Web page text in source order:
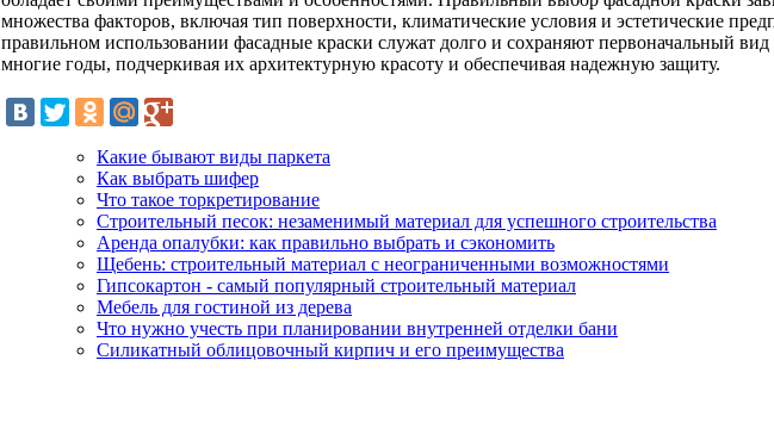
множества факторов, включая тип поверхности, климатические условия и эстетические
правильном использовании фасадные краски служат долго и сохраняют первоначальный вид
многие годы, подчеркивая их архитектурную красоту и обеспечивая надежную защиту.
Какие бывают виды паркета
Как выбрать шифер
Что такое торкретирование
Строительный песок: незаменимый материал для успешного строительства
Аренда опалубки: как правильно выбрать и сэкономить
Щебень: строительный материал с неограниченными возможностями
Гипсокартон - самый популярный строительный материал
Мебель для гостиной из дерева
Что нужно учесть при планировании внутренней отделки бани
Силикатный облицовочный кирпич и его преимущества